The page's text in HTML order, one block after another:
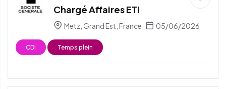
Chargé Affaires ETI
Metz, Grand Est, France 05/06/2026
CDI Temps plein